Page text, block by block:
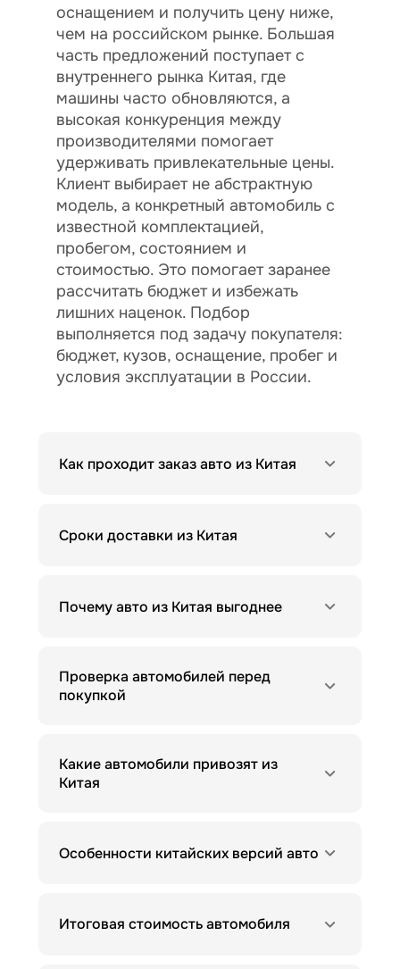
оснащением и получить цену ниже,
чем на российском рынке. Большая
часть предложений поступает с
внутреннего рынка Китая, где
машины часто обновляются, а
высокая конкуренция между
производителями помогает
удерживать привлекательные цены.
Клиент выбирает не абстрактную
модель, а конкретный автомобиль с
известной комплектацией,
пробегом, состоянием и
стоимостью. Это помогает заранее
рассчитать бюджет и избежать
лишних наценок. Подбор
выполняется под задачу покупателя:
бюджет, кузов, оснащение, пробег и
условия эксплуатации в России.
Как проходит заказ авто из Китая
Сроки доставки из Китая
Почему авто из Китая выгоднее
Проверка автомобилей перед
покупкой
Какие автомобили привозят из
Китая
Особенности китайских версий авто
Итоговая стоимость автомобиля